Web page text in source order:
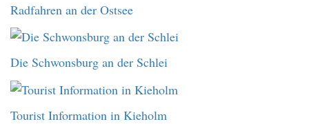
Radfahren an der Ostsee
Die Schwonsburg an der Schlei
Tourist Information in Kieholm